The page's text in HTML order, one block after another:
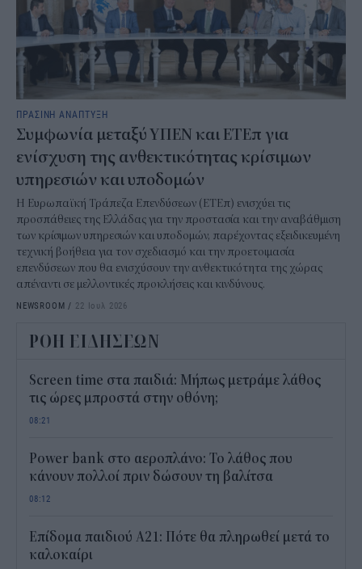
ΠΡΑΣΙΝΗ ΑΝΑΠΤΥΞΗ
Συμφωνία μεταξύ ΥΠΕΝ και ΕΤΕπ για
ενίσχυση της ανθεκτικότητας κρίσιμων
υπηρεσιών και υποδομών
Η Ευρωπαϊκή Τράπεζα Επενδύσεων (ΕΤΕπ) ενισχύει τις
προσπάθειες της Ελλάδας για την προστασία και την αναβάθμιση
των κρίσιμων υπηρεσιών και υποδομών, παρέχοντας εξειδικευμένη
τεχνική βοήθεια για τον σχεδιασμό και την προετοιμασία
επενδύσεων που θα ενισχύσουν την ανθεκτικότητα της χώρας
απέναντι σε μελλοντικές προκλήσεις και κινδύνους.
NEWSROOM / 22 Ιουλ 2026
ΡΟΗ ΕΙΔΗΣΕΩΝ
Screen time στα παιδιά: Μήπως μετράμε λάθος
τις ώρες μπροστά στην οθόνη;
08:21
Power bank στο αεροπλάνο: Το λάθος που
κάνουν πολλοί πριν δώσουν τη βαλίτσα
08:12
Επίδομα παιδιού Α21: Πότε θα πληρωθεί μετά το
καλοκαίρι